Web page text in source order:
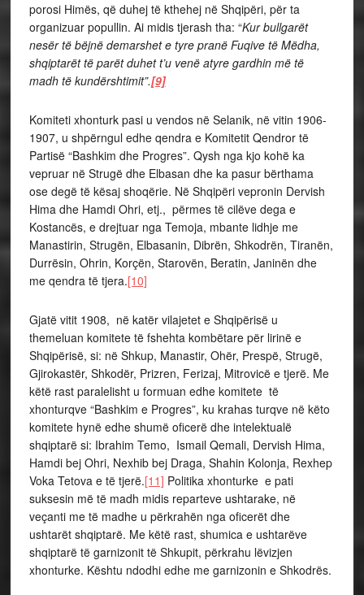
porosi Himës, që duhej të kthehej në Shqipëri, për ta
organizuar popullin. Ai midis tjerash tha: “Kur bullgarët
nesër të bëjnë demarshet e tyre pranë Fuqive të Mëdha,
shqiptarët të parët duhet t’u venë atyre gardhin më të
madh të kundërshtimit”.[9]
Komiteti xhonturk pasi u vendos në Selanik, në vitin 1906-
1907, u shpërngul edhe qendra e Komitetit Qendror të
Partisë “Bashkim dhe Progres”. Qysh nga kjo kohë ka
vepruar në Strugë dhe Elbasan dhe ka pasur bërthama
ose degë të kësaj shoqërie. Në Shqipëri vepronin Dervish
Hima dhe Hamdi Ohri, etj., përmes të cilëve dega e
Kostancës, e drejtuar nga Temoja, mbante lidhje me
Manastirin, Strugën, Elbasanin, Dibrën, Shkodrën, Tiranën,
Durrësin, Ohrin, Korçën, Starovën, Beratin, Janinën dhe
me qendra të tjera.[10]
Gjatë vitit 1908, në katër vilajetet e Shqipërisë u
themeluan komitete të fshehta kombëtare për lirinë e
Shqipërisë, si: në Shkup, Manastir, Ohër, Prespë, Strugë,
Gjirokastër, Shkodër, Prizren, Ferizaj, Mitrovicë e tjerë. Me
këtë rast paralelisht u formuan edhe komitete të
xhonturqve “Bashkim e Progres”, ku krahas turqve në këto
komitete hynë edhe shumë oficerë dhe intelektualë
shqiptarë si: Ibrahim Temo, Ismail Qemali, Dervish Hima,
Hamdi bej Ohri, Nexhib bej Draga, Shahin Kolonja, Rexhep
Voka Tetova e të tjerë.[11] Politika xhonturke e pati
suksesin më të madh midis reparteve ushtarake, në
veçanti me të madhe u përkrahën nga oficerët dhe
ushtarët shqiptarë. Me këtë rast, shumica e ushtarëve
shqiptarë të garnizonit të Shkupit, përkrahu lëvizjen
xhonturke. Kështu ndodhi edhe me garnizonin e Shkodrës.